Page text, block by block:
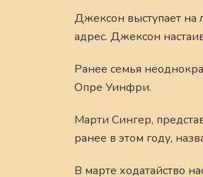
Джексон выступает на
адрес. Джексон
Ранее семья
Опре Уинфри.
Марти Сингер,
ранее в этом году,
В марте ходатайство